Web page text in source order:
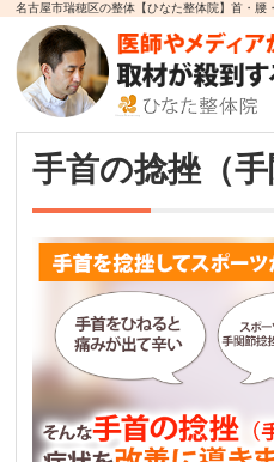
名古屋市瑞穂区の整体【ひなた整体院】首・腰
手首の捻挫（手